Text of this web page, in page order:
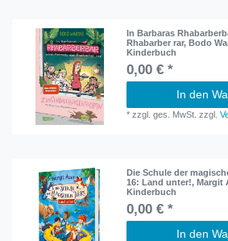
In Barbaras
Rhabarber rar, Bodo
Kinderbuch
0,00 € *
In den
*zzgl. ges. MwSt. zzgl.
Die Schule der
16: Land unter!, Margit
Kinderbuch
0,00 € *
In den